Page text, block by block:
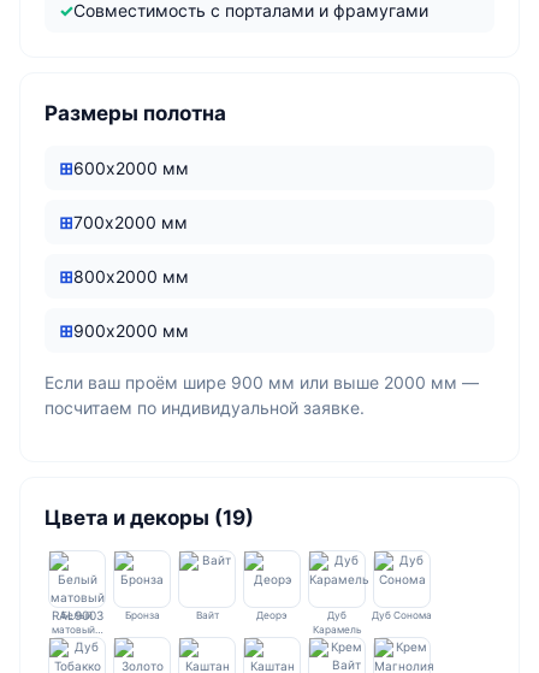
Совместимость с порталами и фрамугами
Размеры полотна
600х2000 мм
700х2000 мм
800х2000 мм
900х2000 мм
Если ваш проём шире 900 мм или выше 2000 мм —
посчитаем по индивидуальной заявке.
Цвета и декоры (19)
Белый
матовый…
Бронза Вайт Деорэ
Дуб
Карамель
Дуб Сонома